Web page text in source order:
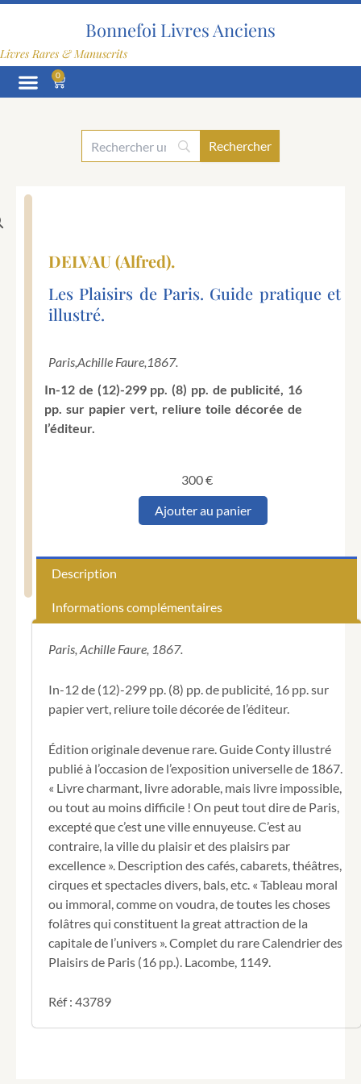
Aller
Bonnefoi Livres Anciens
Livres Rares & Manuscrits
0
Panier
DELVAU (Alfred).
Les Plaisirs de Paris. Guide pratique et
illustré.
Paris,Achille Faure,1867.
In-12 de (12)-299 pp. (8) pp. de publicité, 16
pp. sur papier vert, reliure toile décorée de
l’éditeur.
300€
quantité
Paris.
pratique
Ajouter au panier
Description
Informations complémentaires
Paris, Achille Faure, 1867.
In-12 de (12)-299 pp. (8) pp. de publicité, 16 pp. sur
papier vert, reliure toile décorée de l’éditeur.
Édition originale devenue rare. Guide Conty illustré
publié à l’occasion de l’exposition universelle de 1867.
« Livre charmant, livre adorable, mais livre impossible,
ou tout au moins difficile ! On peut tout dire de Paris,
excepté que c’est une ville ennuyeuse. C’est au
contraire, la ville du plaisir et des plaisirs par
excellence ». Description des cafés, cabarets, théâtres,
cirques et spectacles divers, bals, etc. « Tableau moral
ou immoral, comme on voudra, de toutes les choses
folâtres qui constituent la great attraction de la
capitale de l’univers ». Complet du rare Calendrier des
Plaisirs de Paris (16 pp.). Lacombe, 1149.
Réf : 43789